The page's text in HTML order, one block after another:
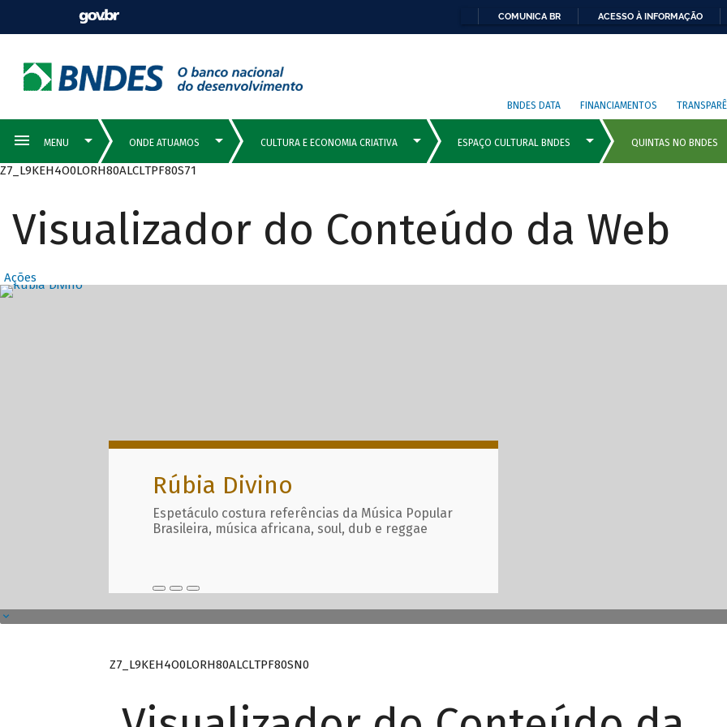
COMUNICA BR ACESSO À INFORMAÇÃO
BNDES DATA FINANCIAMENTOS
Z7_L9KEH4O0LORH80ALCLTPF80S71
Visualizador do Conteúdo da Web
Ações
Destaques Principais com
Rúbia Divino
Espetáculo costura referências da Música Popular
Brasileira, música africana, soul, dub e reggae
Z7_L9KEH4O0LORH80ALCLTPF80SN0